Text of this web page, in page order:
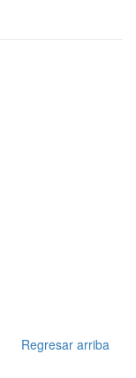
Regresar arriba